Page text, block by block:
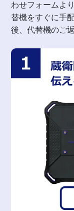
わせフォームよ
替機をすぐに手
後、代替機のご